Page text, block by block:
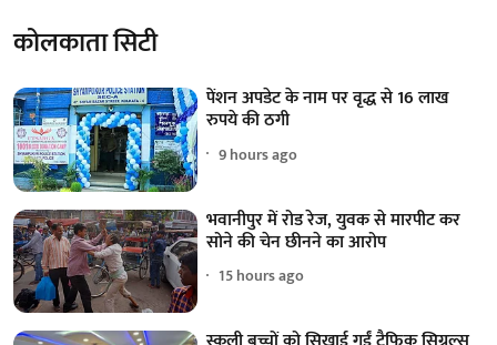
कोलकाता सिटी
पेंशन अपडेट के नाम पर वृद्ध से 16 लाख
रुपये की ठगी
9 hours ago
भवानीपुर में रोड रेज, युवक से मारपीट कर
सोने की चेन छीनने का आरोप
15 hours ago